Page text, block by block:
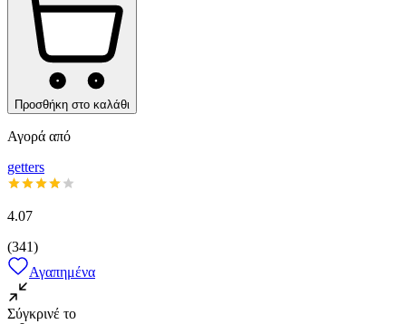
Προσθήκη στο καλάθι
Αγορά από
getters
4.07
(341)
Αγαπημένα
Σύγκρινέ το